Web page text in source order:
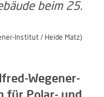
Institut / Heide Matz)
Wegener-
für Polar- und